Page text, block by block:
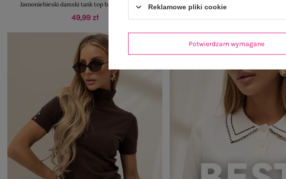
Jasnoniebieski damski tank top basic RUE PARIS
49,99 zł
Czarny letni komplet z wiskozy
Reklamowe pliki cookie
Potwierdzam wymagane